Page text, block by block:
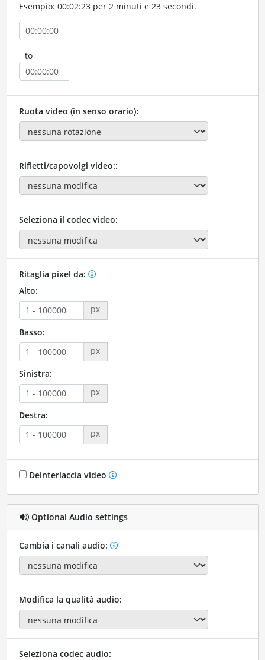
Esempio: 00:02:23 per 2 minuti e 23 secondi.
to
Ruota video (in senso orario):
Rifletti/capovolgi video::
Seleziona il codec video:
Ritaglia pixel da:
Alto:
px
Basso:
px
Sinistra:
px
Destra:
px
Deinterlaccia video
Optional Audio settings
Cambia i canali audio:
Modifica la qualità audio:
Seleziona codec audio: